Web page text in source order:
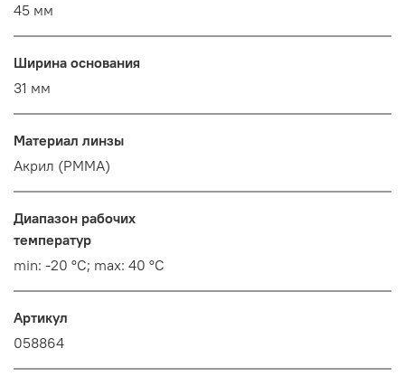
45 мм
Ширина основания
31 мм
Материал линзы
Акрил (PMMA)
Диапазон рабочих
температур
min: -20 °C; max: 40 °C
Артикул
058864